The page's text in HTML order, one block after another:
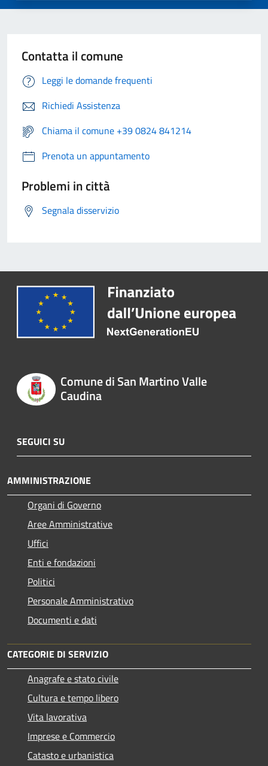
Contatta il comune
Leggi le domande frequenti
Richiedi Assistenza
Chiama il comune +39 0824 841214
Prenota un appuntamento
Problemi in città
Segnala disservizio
Comune di San Martino Valle
Caudina
SEGUICI SU
AMMINISTRAZIONE
Organi di Governo
Aree Amministrative
Uffici
Enti e fondazioni
Politici
Personale Amministrativo
Documenti e dati
CATEGORIE DI SERVIZIO
Anagrafe e stato civile
Cultura e tempo libero
Vita lavorativa
Imprese e Commercio
Catasto e urbanistica